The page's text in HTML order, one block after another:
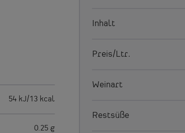
54 kJ/13 kcal
0.25 g
Inhalt
Preis/Ltr.
Weinart
Restsüße